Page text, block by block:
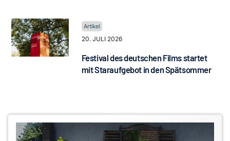
20. JULI 2026
Festival des deutschen Films startet
mit Staraufgebot in den Spätsommer